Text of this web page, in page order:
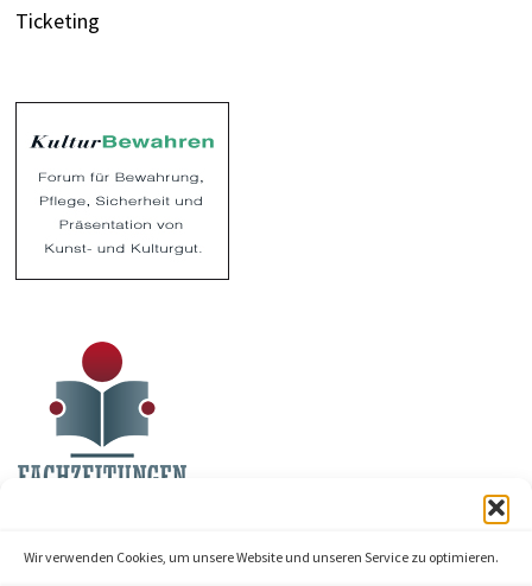
Wir verwenden Cookies, um unsere Website und unseren Service zu optimieren.
Ticketing